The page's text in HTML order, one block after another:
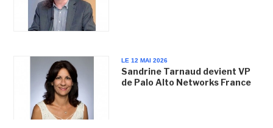
LE 12 MAI 2026
Sandrine Tarnaud devient VP
de Palo Alto Networks France